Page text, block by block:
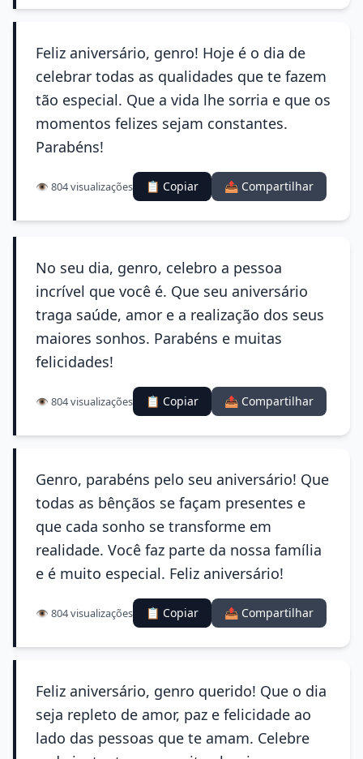
Feliz aniversário, genro! Hoje é o dia de
celebrar todas as qualidades que te fazem
tão especial. Que a vida lhe sorria e que os
momentos felizes sejam constantes.
Parabéns!
👁️ 804 visualizações 📋 Copiar 📤 Compartilhar
No seu dia, genro, celebro a pessoa
incrível que você é. Que seu aniversário
traga saúde, amor e a realização dos seus
maiores sonhos. Parabéns e muitas
felicidades!
👁️ 804 visualizações 📋 Copiar 📤 Compartilhar
Genro, parabéns pelo seu aniversário! Que
todas as bênçãos se façam presentes e
que cada sonho se transforme em
realidade. Você faz parte da nossa família
e é muito especial. Feliz aniversário!
👁️ 804 visualizações 📋 Copiar 📤 Compartilhar
Feliz aniversário, genro querido! Que o dia
seja repleto de amor, paz e felicidade ao
lado das pessoas que te amam. Celebre